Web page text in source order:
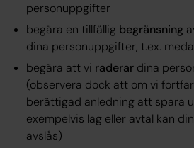
personuppgifter
begära en tillfällig begränsning
dina personuppgifter, t.ex.
begära att vi raderar dina
(observera dock att om vi
berättigad anledning att spara
exempelvis lag eller avtal kan
avslås)